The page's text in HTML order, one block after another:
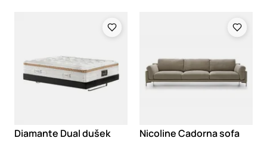
Diamante Dual dušek Nicoline Cadorna sofa